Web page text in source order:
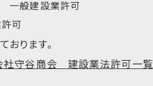
一般建設業許可
可
ります。
会社守谷商会 建設業法許可一覧